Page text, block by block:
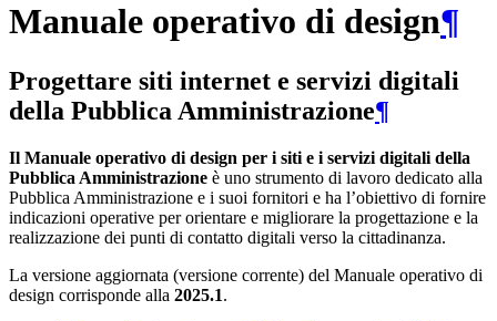
Manuale operativo di design¶
Progettare siti internet e servizi digitali
della Pubblica Amministrazione¶
Il Manuale operativo di design per i siti e i servizi digitali della
Pubblica Amministrazione è uno strumento di lavoro dedicato alla
Pubblica Amministrazione e i suoi fornitori e ha l’obiettivo di fornire
indicazioni operative per orientare e migliorare la progettazione e la
realizzazione dei punti di contatto digitali verso la cittadinanza.
La versione aggiornata (versione corrente) del Manuale operativo di
design corrisponde alla 2025.1.